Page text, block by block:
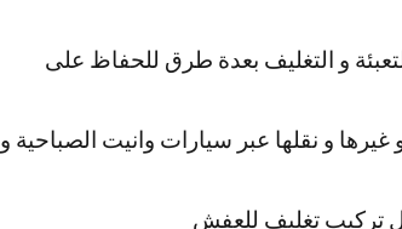
و التغليف بعدة طرق للحفاظ على
غيرها و نقلها عبر سيارات وانيت الصباحية و
تركيب تغليف للعفش